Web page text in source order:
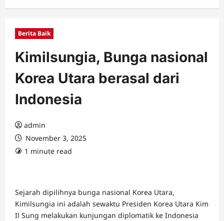
Berita Baik
Kimilsungia, Bunga nasional
Korea Utara berasal dari
Indonesia
admin
November 3, 2025
1 minute read
Sejarah dipilihnya bunga nasional Korea Utara,
Kimilsungia ini adalah sewaktu Presiden Korea Utara Kim
Il Sung melakukan kunjungan diplomatik ke Indonesia